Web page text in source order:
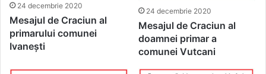
24 decembrie 2020
Mesajul de Craciun al
primarului comunei
Ivanești
24 decembrie 2020
Mesajul de Craciun al
doamnei primar a
comunei Vutcani